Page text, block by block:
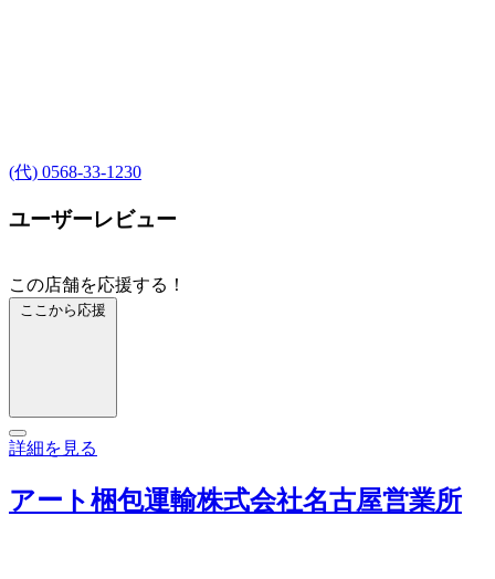
(代) 0568-33-1230
ユーザーレビュー
この店舗を応援する！
ここから応援
詳細を見る
アート梱包運輸株式会社名古屋営業所